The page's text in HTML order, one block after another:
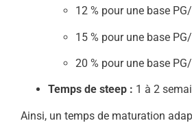
12 % pour une base
15 % pour une base
20 % pour une base
Temps de steep : 1 à 2
Ainsi, un temps de maturation